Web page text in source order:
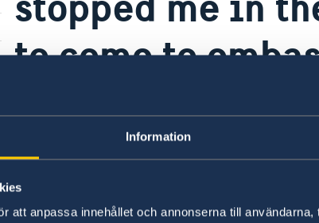
Information
att anpassa innehållet och annonserna till
to come to
document
ban is over. Can
document at your